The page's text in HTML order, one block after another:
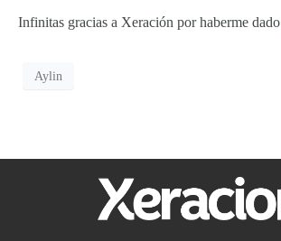
Infinitas gracias a Xeración por haberme dado
Aylin